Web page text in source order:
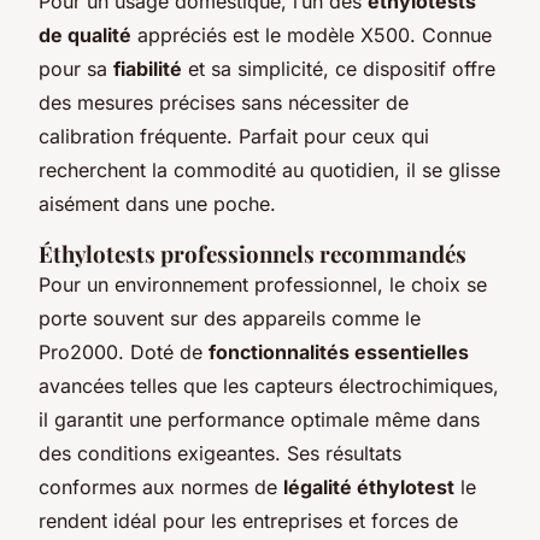
de qualité appréciés est le modèle X500. Connue
pour sa fiabilité et sa simplicité, ce dispositif offre
des mesures précises sans nécessiter de
calibration fréquente. Parfait pour ceux qui
recherchent la commodité au quotidien, il se glisse
aisément dans une poche.
Éthylotests professionnels recommandés
Pour un environnement professionnel, le choix se
porte souvent sur des appareils comme le
Pro2000. Doté de fonctionnalités essentielles
avancées telles que les capteurs électrochimiques,
il garantit une performance optimale même dans
des conditions exigeantes. Ses résultats
conformes aux normes de légalité éthylotest le
rendent idéal pour les entreprises et forces de